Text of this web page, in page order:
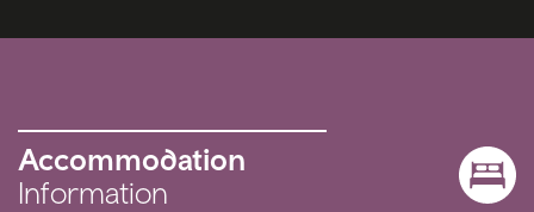
Accommodation
Information